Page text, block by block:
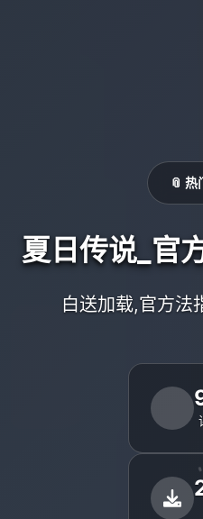
📎 热
夏日传说_官
白送加载,官方法